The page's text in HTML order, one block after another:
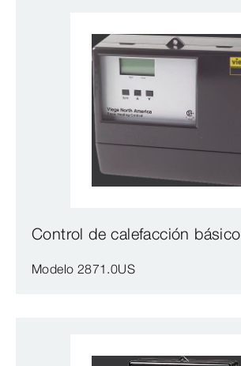
Control de calefacción básico
Modelo 2871.0US